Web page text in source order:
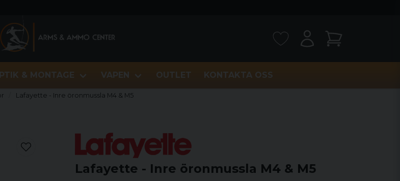
& MONTAGE VAPEN OUTLET KONTAKTA OSS
Lafayette - Inre öronmussla M4 & M5
Lafayette - Inre öronmussla M4 & M5